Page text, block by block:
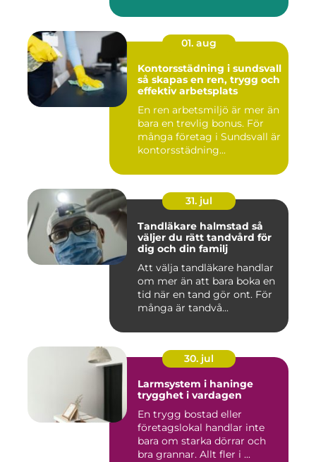
01. aug
Kontorsstädning i sundsvall
så skapas en ren, trygg och
effektiv arbetsplats
En ren arbetsmiljö är mer än
bara en trevlig bonus. För
många företag i Sundsvall är
kontorsstädning...
31. jul
Tandläkare halmstad så
väljer du rätt tandvård för
dig och din familj
Att välja tandläkare handlar
om mer än att bara boka en
tid när en tand gör ont. För
många är tandvå...
30. jul
Larmsystem i haninge
trygghet i vardagen
En trygg bostad eller
företagslokal handlar inte
bara om starka dörrar och
bra grannar. Allt fler i ...